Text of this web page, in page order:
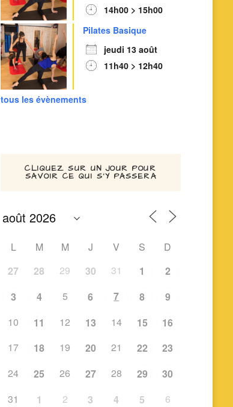
Outlook Live
14h00 > 15h00
Pilates Basique
jeudi 13 août
11h40 > 12h40
tous les évènements
CLIQUEZ SUR UN JOUR POUR
SAVOIR CE QUI S’Y PASSERA
L M M J V S
D
27
28 29 30 31 1
2
3
4 5 6 7 8
9
10
11 12 13 14 15
16
17
18 19 20 21 22
23
24
25 26 27 28 29
30
31
1 2 3 4 5 6